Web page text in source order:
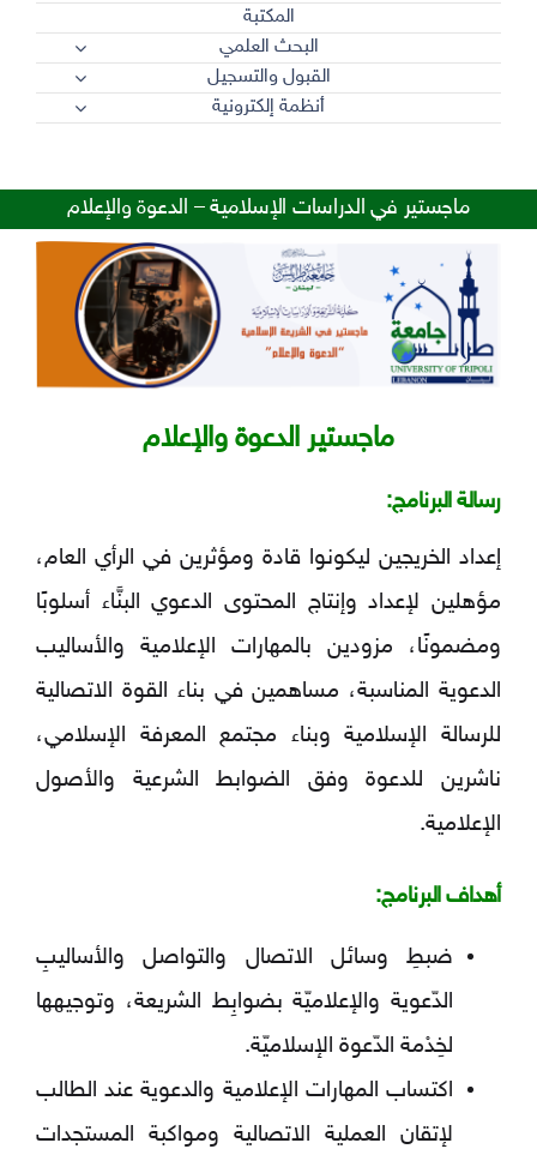
المكتبة
البحث العلمي
القبول والتسجيل
أنظمة إلكترونية
ماجستير في الدراسات الإسلامية – الدعوة والإعلام
ماجستير الدعوة والإعلام
رسالة البرنامج:
إعداد الخريجين ليكونوا قادة ومؤثرين في الرأي العام،
مؤهلين لإعداد وإنتاج المحتوى الدعوي البنَّاء أسلوبًا
ومضمونًا، مزودين بالمهارات الإعلامية والأساليب
الدعوية المناسبة، مساهمين في بناء القوة الاتصالية
للرسالة الإسلامية وبناء مجتمع المعرفة الإسلامي،
ناشرين للدعوة وفق الضوابط الشرعية والأصول
الإعلامية.
أهداف البرنامج:
ضبطِ وسائل الاتصال والتواصل والأساليبِ
الدّعوية والإعلاميّة بضوابِط الشريعة، وتوجيهها
لخِدْمة الدّعوة الإسلاميّة.
اكتساب المهارات الإعلامية والدعوية عند الطالب
لإتقان العملية الاتصالية ومواكبة المستجدات